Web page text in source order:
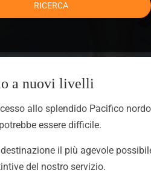
RICERCA
a nuovi livelli
allo splendido Pacifico
essere difficile.
il più agevole
del nostro servizio.